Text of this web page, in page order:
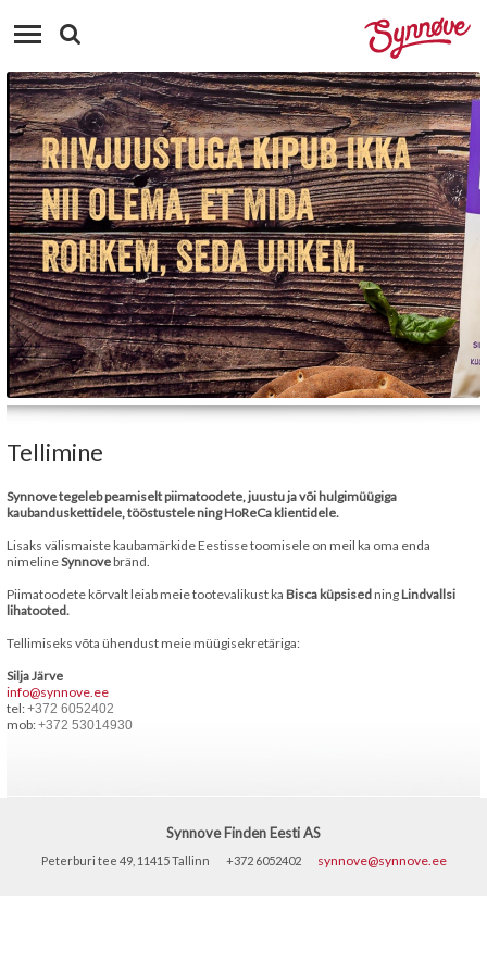
Tellimine
Synnove tegeleb peamiselt piimatoodete, juustu ja või hulgimüügiga
kaubanduskettidele, tööstustele ning HoReCa klientidele.
Lisaks välismaiste kaubamärkide Eestisse toomisele on meil ka oma enda
nimelineSynnovebränd.
Piimatoodete kõrvalt leiab meie tootevalikust ka Bisca küpsisedningLindvallsi
lihatooted.
Tellimiseks võta ühendust meie müügisekretäriga:
Silja Järve
info@synnove.ee
tel:+372 6052402
mob:+372 53014930
Synnove Finden Eesti AS
Peterburi tee 49, 11415 Tallinn +372 6052402 synnove@synnove.ee